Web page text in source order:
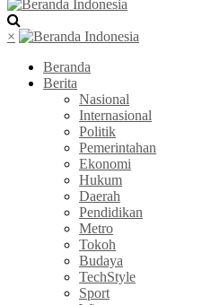
×
Beranda
Berita
Nasional
Internasional
Politik
Pemerintahan
Ekonomi
Hukum
Daerah
Pendidikan
Metro
Tokoh
Budaya
TechStyle
Sport